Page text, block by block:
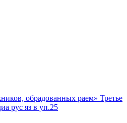
обрадованных раем» Третье
рус яз в уп.25